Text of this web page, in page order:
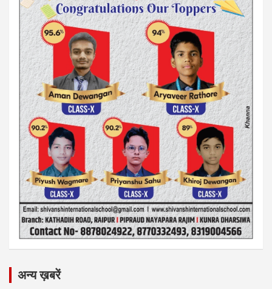
अन्य ख़बरें